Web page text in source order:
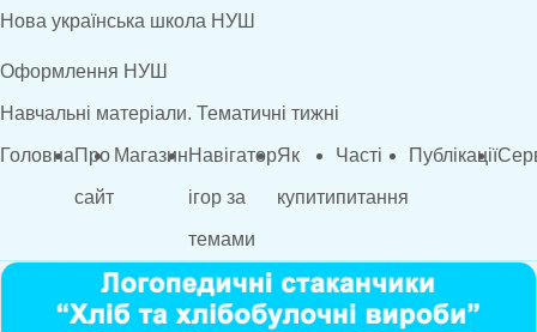
Нова українська школа НУШ
Оформлення НУШ
Навчальні матеріали. Тематичні тижні
ГоловнаПро
сайт
МагазинНавігатор
ігор за
темами
Як
купити
Часті
питання
Публікації